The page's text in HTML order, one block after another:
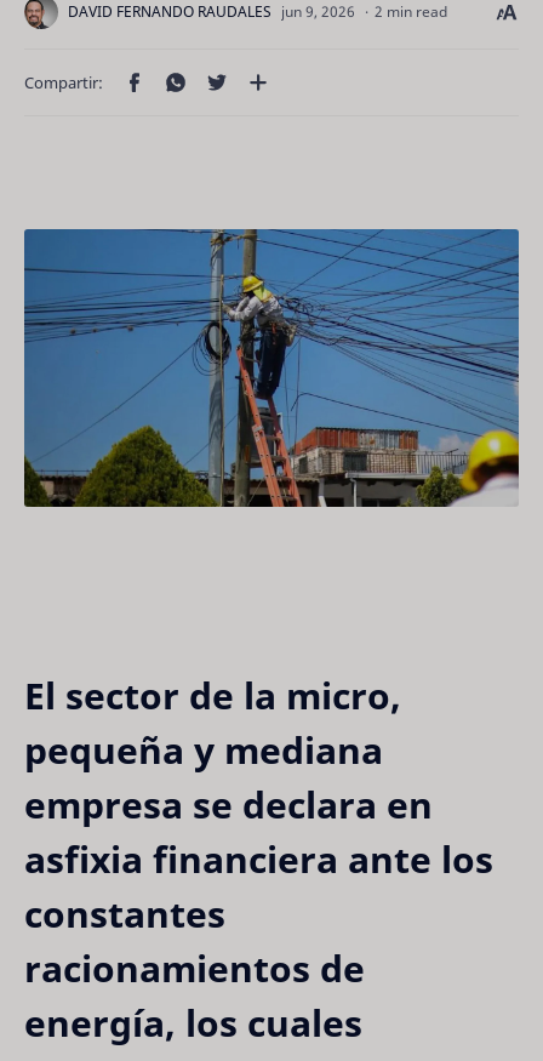
2 min read
El sector de la micro,
pequeña y mediana
empresa se declara en
asfixia financiera ante los
constantes
racionamientos de
energía, los cuales